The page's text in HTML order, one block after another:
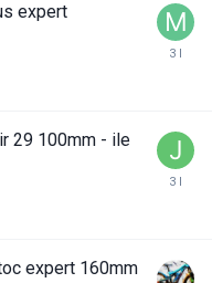
expert
29 100mm - ile
expert 160mm